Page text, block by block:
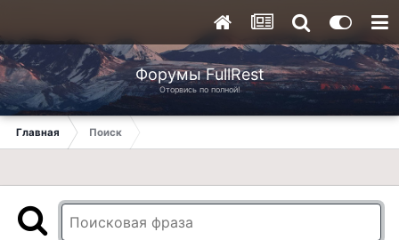
Форумы FullRest
Оторвись по полной!
Главная Поиск